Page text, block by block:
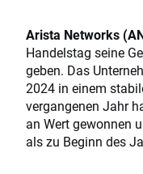
Arista Networks
Handelstag seine
geben. Das
2024 in einem
vergangenen Jahr
an Wert gewonnen
als zu Beginn des